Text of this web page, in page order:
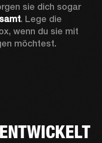
sie dich sogar
. Lege die
wenn du sie mit
möchtest.